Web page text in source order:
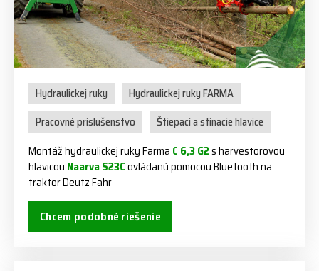
Hydraulickej ruky
Hydraulickej ruky FARMA
Pracovné príslušenstvo
Štiepací a stínacie hlavice
Montáž hydraulickej ruky Farma C 6,3 G2s harvestorovou
hlavicou Naarva S23Covládanú pomocou Bluetooth na
traktor Deutz Fahr
Chcem podobné riešenie